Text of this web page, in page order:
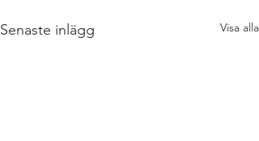
Senaste inlägg Visa alla